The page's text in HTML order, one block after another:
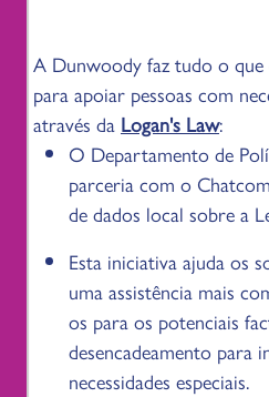
A Dunwoody faz tudo o que
para apoiar pessoas com
através da Logan's Law:
O Departamento de
parceria com o
de dados local sobre a
Esta iniciativa ajuda os
uma assistência mais
os para os potenciais
desencadeamento para
necessidades especiais.